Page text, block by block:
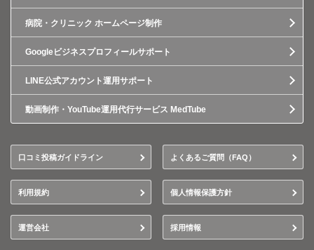
病院・クリニック ホームページ制作
Googleビジネスプロフィールサポート
LINE公式アカウント運用サポート
動画制作・YouTube運用代行サービス MedTube
口コミ投稿ガイドライン よくあるご質問（FAQ）
利用規約 個人情報保護方針
運営会社 採用情報